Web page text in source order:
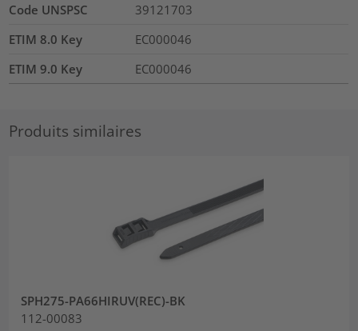
Code UNSPSC
39121703
ETIM 8.0 Key
EC000046
ETIM 9.0 Key
EC000046
Produits similaires
SPH275-PA66HIRUV(REC)-BK
112-00083